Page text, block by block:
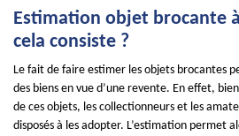
Estimation objet brocante
cela consiste ?
Le fait de faire estimer les objets brocantes
des biens en vue d’une revente. En effet,
de ces objets, les collectionneurs et les
disposés à les adopter. L’estimation permet